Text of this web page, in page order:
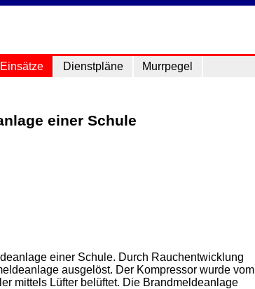
Einsätze Dienstpläne Murrpegel
einer Schule
einer Schule. Durch Rauchentwicklung
ausgelöst. Der Kompressor wurde vom
mittels Lüfter belüftet. Die Brandmeldeanlage